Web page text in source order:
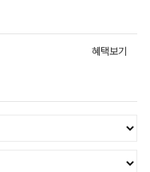
혜택보기